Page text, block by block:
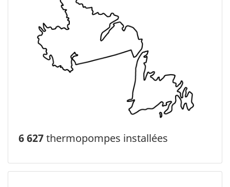
6 627thermopompes installées